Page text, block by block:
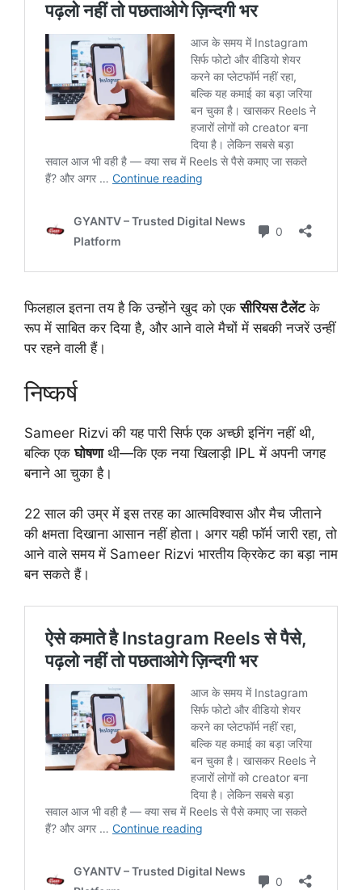
फिलहाल इतना तय है कि उन्होंने खुद को एकसीरियस टैलेंटके
रूप में साबित कर दिया है, और आने वाले मैचों में सबकी नजरें उन्हीं
पर रहने वाली हैं।
निष्कर्ष
Sameer Rizvi की यह पारी सिर्फ एक अच्छी इनिंग नहीं थी,
बल्कि एकघोषणाथी—कि एक नया खिलाड़ी IPL में अपनी जगह
बनाने आ चुका है।
22 साल की उम्र में इस तरह का आत्मविश्वास और मैच जीताने
की क्षमता दिखाना आसान नहीं होता। अगर यही फॉर्म जारी रहा, तो
आने वाले समय में Sameer Rizvi भारतीय क्रिकेट का बड़ा नाम
बन सकते हैं।